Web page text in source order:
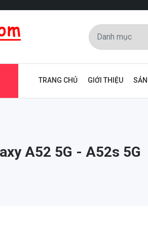
TRANG CHỦ GIỚI THIỆU
A52 5G - A52s 5G